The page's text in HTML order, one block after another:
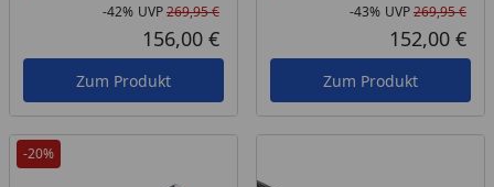
Rabatt in Prozent
-42%
Ursprünglicher Preis
UVP269,95 €
Aktueller Preis
156,00 €
Zum Produkt
-43% UVP269,95 €
152,00 €
Zum Produkt
-20%